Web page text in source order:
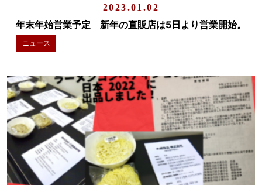
2023.01.02
年末年始営業予定 新年の直販店は5日より営業開始。
ニュース